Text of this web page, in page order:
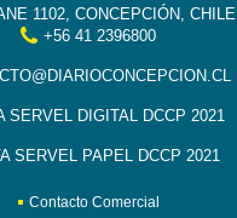
1102, CONCEPCIÓN, CHILE
+56 41 2396800
SERVEL DIGITAL DCCP 2021
SERVEL PAPEL DCCP 2021
Contacto Comercial